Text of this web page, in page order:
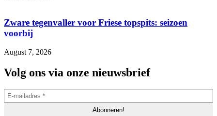
Zware tegenvaller voor Friese topspits: seizoen
voorbij
August 7, 2026
Volg ons via onze nieuwsbrief